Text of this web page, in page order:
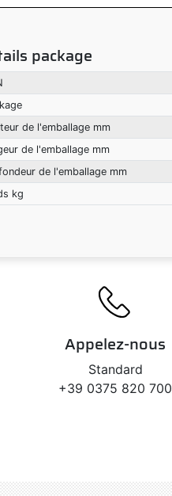
package
de l'emballage mm
de l'emballage mm
de l'emballage mm
kg
Appelez-nous
Standard
+39 0375 820 700